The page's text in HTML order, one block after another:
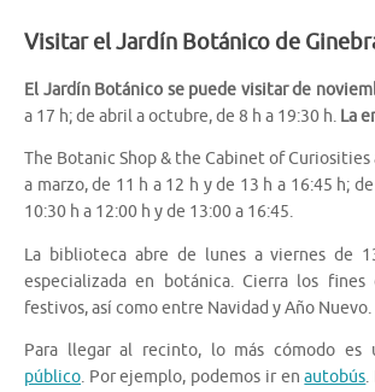
Visitar el Jardín Botánico de
El Jardín Botánico se puede visitar de
a 17 h; de abril a octubre, de 8 h a 19:30 h. La
The Botanic Shop & the Cabinet of
a marzo, de 11 h a 12 h y de 13 h a 16:45 h;
10:30 h a 12:00 h y de 13:00 a 16:45.
La biblioteca abre de lunes a viernes de
especializada en botánica. Cierra los fines
festivos, así como entre Navidad y Año Nuevo.
Para llegar al recinto, lo más cómodo es
público. Por ejemplo, podemos ir enautobús.